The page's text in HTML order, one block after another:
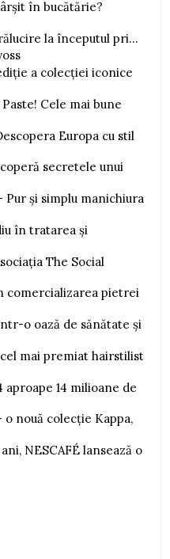
în bucătărie?
la începutul pri...
a colecției iconice
Cele mai bune
Europa cu stil
secretele unui
Pur și simplu manichiura
în tratarea și
The Social
comercializarea pietrei
o oază de sănătate și
mai premiat hairstilist
aproape 14 milioane de
o nouă colecție Kappa,
NESCAFÉ lansează o